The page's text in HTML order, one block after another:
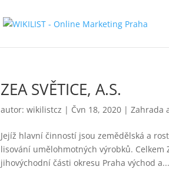
ZEA SVĚTICE, A.S.
autor:wikilistcz | Čvn 18, 2020 |Zahrada
Jejíž hlavní činností jsou zemědělská a
lisování umělohmotných výrobků.
jihovýchodní části okresu Praha východ a...